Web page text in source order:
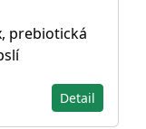
prebiotická
Detail